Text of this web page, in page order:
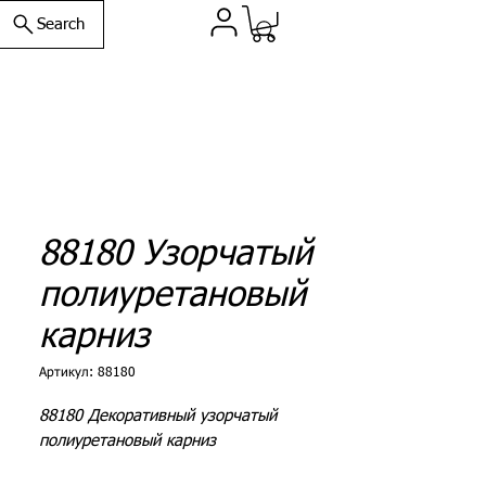
Search
88180 Узорчатый
полиуретановый
карниз
Артикул: 88180
88180 Декоративный узорчатый
полиуретановый карниз